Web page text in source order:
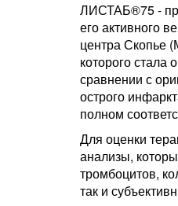
ЛИСТАБ®75 -
его активного
центра Скопье
которого стала
сравнении с
острого
полном
Для оценки
анализы,
тромбоцитов,
так и